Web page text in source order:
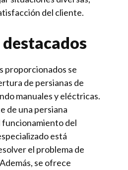
del cliente.
proporcionados se
de persianas de
manuales y eléctricas.
de una persiana
funcionamiento del
está
el problema de
se ofrece